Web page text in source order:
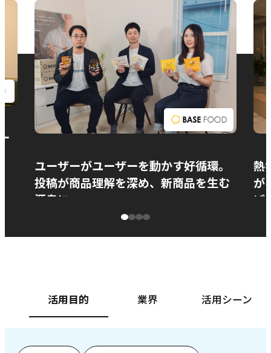
お問い合わせ
ユーザーがユーザーを動かす好循環。
投稿が商品理解を深め、新商品を生む
源泉に
熱
が
ぱ
活用目的 業界 活用シーン